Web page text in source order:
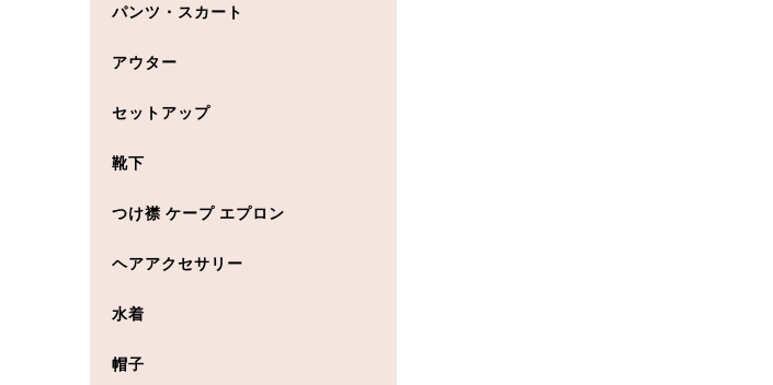
パンツ・スカート
アウター
セットアップ
靴下
つけ襟 ケープ エプロン
ヘアアクセサリー
水着
帽子